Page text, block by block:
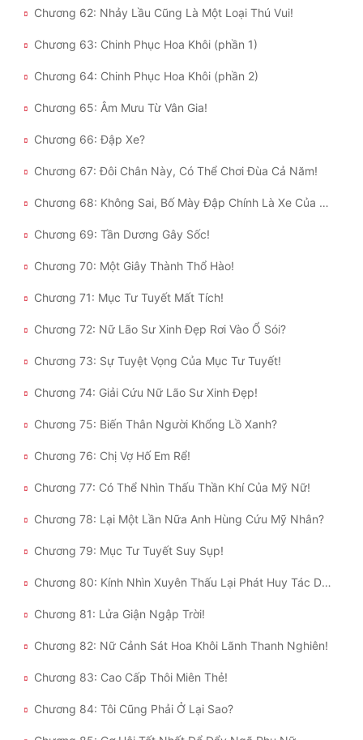
Chương 62: Nhảy Lầu Cũng Là Một Loại Thú Vui!
Chương 63: Chinh Phục Hoa Khôi (phần 1)
Chương 64: Chinh Phục Hoa Khôi (phần 2)
Chương 65: Âm Mưu Từ Vân Gia!
Chương 66: Đập Xe?
Chương 67: Đôi Chân Này, Có Thể Chơi Đùa Cả Năm!
Chương 68: Không Sai, Bố Mày Đập Chính Là Xe Của Mỹ Nữ!
Chương 69: Tần Dương Gây Sốc!
Chương 70: Một Giây Thành Thổ Hào!
Chương 71: Mục Tư Tuyết Mất Tích!
Chương 72: Nữ Lão Sư Xinh Đẹp Rơi Vào Ổ Sói?
Chương 73: Sự Tuyệt Vọng Của Mục Tư Tuyết!
Chương 74: Giải Cứu Nữ Lão Sư Xinh Đẹp!
Chương 75: Biến Thân Người Khổng Lồ Xanh?
Chương 76: Chị Vợ Hố Em Rể!
Chương 77: Có Thể Nhìn Thấu Thần Khí Của Mỹ Nữ!
Chương 78: Lại Một Lần Nữa Anh Hùng Cứu Mỹ Nhân?
Chương 79: Mục Tư Tuyết Suy Sụp!
Chương 80: Kính Nhìn Xuyên Thấu Lại Phát Huy Tác Dụng!
Chương 81: Lửa Giận Ngập Trời!
Chương 82: Nữ Cảnh Sát Hoa Khôi Lãnh Thanh Nghiên!
Chương 83: Cao Cấp Thôi Miên Thẻ!
Chương 84: Tôi Cũng Phải Ở Lại Sao?